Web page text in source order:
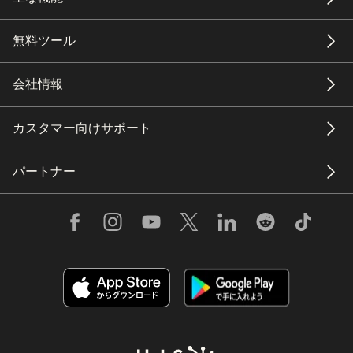
無料ツール
会社情報
カスタマー向けサポート
パートナー